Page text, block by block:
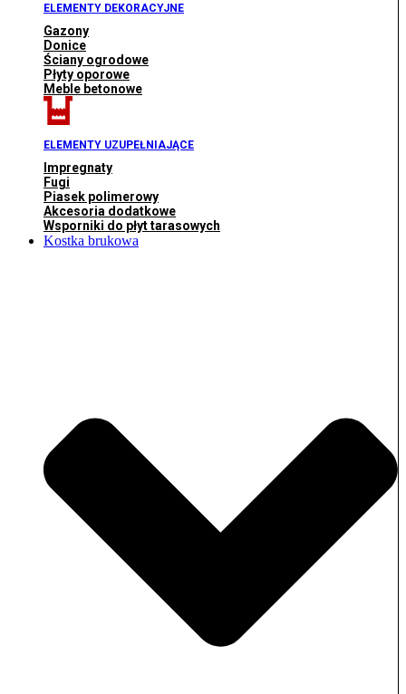
ELEMENTY DEKORACYJNE
Gazony
Donice
Ściany ogrodowe
Płyty oporowe
Meble betonowe
ELEMENTY UZUPEŁNIAJĄCE
Impregnaty
Fugi
Piasek polimerowy
Akcesoria dodatkowe
Wsporniki do płyt tarasowych
Kostka brukowa